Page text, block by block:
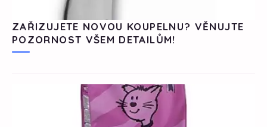
ZAŘIZUJETE NOVOU KOUPELNU? VĚNUJTE
POZORNOST VŠEM DETAILŮM!